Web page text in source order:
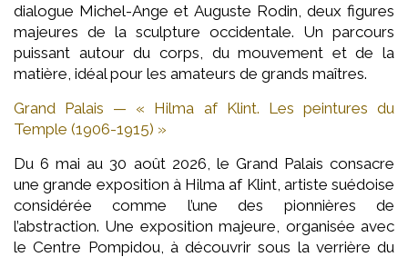
dialogue Michel-Ange et Auguste Rodin, deux figures
majeures de la sculpture occidentale. Un parcours
puissant autour du corps, du mouvement et de la
matière, idéal pour les amateurs de grands maîtres.
Grand Palais — « Hilma af Klint. Les peintures du
Temple (1906-1915) »
Du 6 mai au 30 août 2026, le Grand Palais consacre
une grande exposition à Hilma af Klint, artiste suédoise
considérée comme l’une des pionnières de
l’abstraction. Une exposition majeure, organisée avec
le Centre Pompidou, à découvrir sous la verrière du